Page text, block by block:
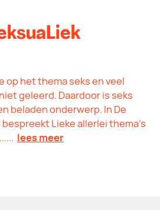
op het thema seks en veel
geleerd. Daardoor is seks
beladen onderwerp. In De
Lieke allerlei thema's
lees meer